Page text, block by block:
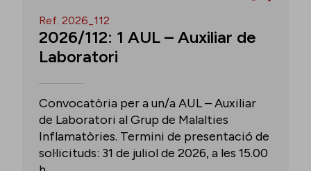
Ref. 2026_112
2026/112: 1 AUL – Auxiliar de
Laboratori
Convocatòria per a un/a AUL – Auxiliar
de Laboratori al Grup de Malalties
Inflamatòries. Termini de presentació de
sol·licituds: 31 de juliol de 2026, a les 15.00